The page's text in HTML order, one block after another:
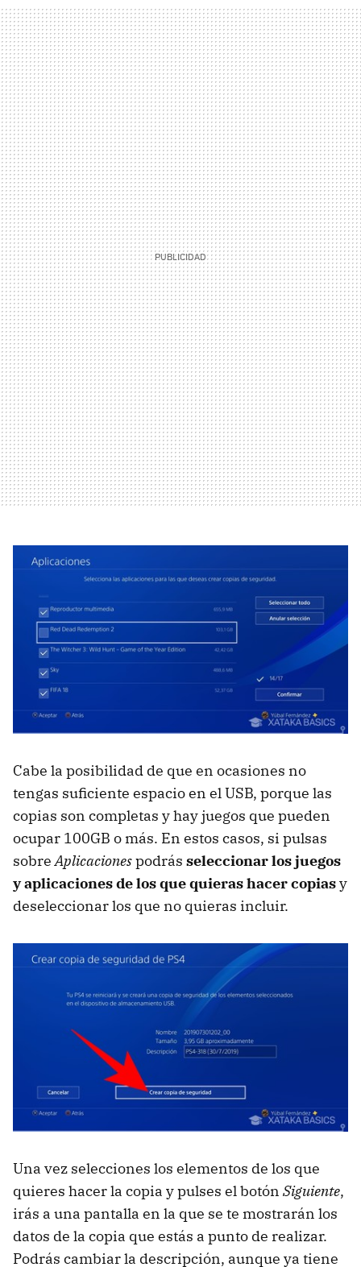
Cabe la posibilidad de que en ocasiones no
tengas suficiente espacio en el USB, porque las
copias son completas y hay juegos que pueden
ocupar 100GB o más. En estos casos, si pulsas
sobreAplicacionespodrás seleccionar los juegos
y aplicaciones de los que quieras hacer copiasy
deseleccionar los que no quieras incluir.
Una vez selecciones los elementos de los que
quieres hacer la copia y pulses el botón Siguiente,
irás a una pantalla en la que se te mostrarán los
datos de la copia que estás a punto de realizar.
Podrás cambiar la descripción, aunque ya tiene